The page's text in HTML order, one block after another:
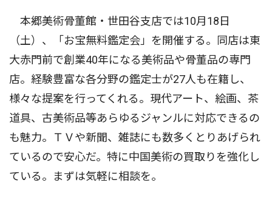
本郷美術骨董館・世田谷支店では10月18日
（土）、「お宝無料鑑定会」を開催する。同店は東
大赤門前で創業40年になる美術品や骨董品の専門
店。経験豊富な各分野の鑑定士が27人も在籍し、
様々な提案を行ってくれる。現代アート、絵画、茶
道具、古美術品等あらゆるジャンルに対応できるの
も魅力。ＴＶや新聞、雑誌にも数多くとりあげられ
ているので安心だ。特に中国美術の買取りを強化し
ている。まずは気軽に相談を。